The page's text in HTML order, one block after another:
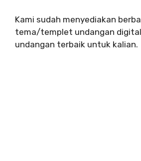
Kami sudah menyediakan
tema/templet undangan
undangan terbaik untuk kalian.